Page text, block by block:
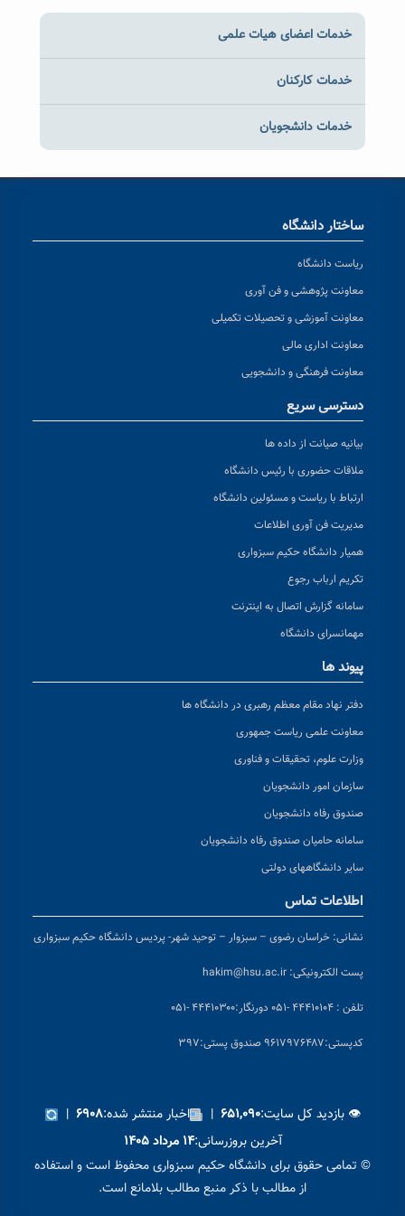
خدمات اعضای هیات علمی
خدمات کارکنان
خدمات دانشجویان
ساختار دانشگاه
ریاست دانشگاه
معاونت پژوهشی و فن آوری
معاونت آموزشی و تحصیلات تکمیلی
معاونت اداری مالی
معاونت فرهنگی و دانشجویی
دسترسی سریع
بیانیه صیانت از داده ها
ملاقات حضوری با رئیس دانشگاه
ارتباط با ریاست و مسئولین دانشگاه
مدیریت فن آوری اطلاعات
همیار دانشگاه حکیم سبزواری
تکریم ارباب رجوع
سامانه گزارش اتصال به اینترنت
مهمانسرای دانشگاه
پیوند ها
دفتر نهاد مقام معظم رهبری در دانشگاه ها
معاونت علمی ریاست جمهوری
وزارت علوم، تحقیقات و فناوری
سازمان امور دانشجویان
صندوق رفاه دانشجویان
سامانه حامیان صندوق رفاه دانشجویان
سایر دانشگاههای دولتی
اطلاعات تماس
نشانی: خراسان رضوی – سبزوار – توحید شهر- پردیس دانشگاه حکیم سبزواری
پست الکترونیکی: hakim@hsu.ac.ir
تلفن : ۴۴۴۱۰۱۰۴ -۰۵۱ دورنگار:۴۴۴۱۰۳۰۰ -۰۵۱
کدپستی:۹۶۱۷۹۷۶۴۸۷ صندوق پستی:۳۹۷
👁 بازدید کل سایت:۶۵۱,۰۹۰ | اخبار منتشر شده:۶۹۰۸ |
آخرین بروزرسانی:۱۴ مرداد ۱۴۰۵
© تمامی حقوق برای دانشگاه حکیم سبزواری محفوظ است و استفاده
از مطالب با ذکر منبع مطالب بلامانع است.